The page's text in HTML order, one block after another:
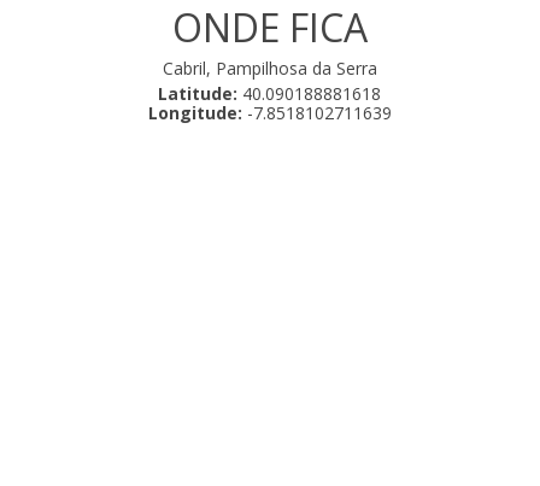
ONDE FICA
Cabril, Pampilhosa da Serra
Latitude: 40.090188881618
Longitude: -7.8518102711639